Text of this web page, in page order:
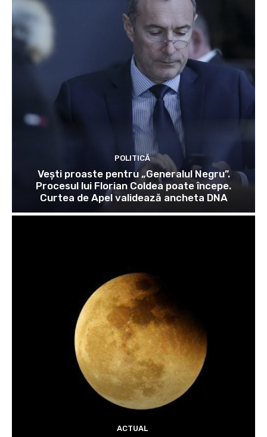
POLITICĂ
Vești proaste pentru „Generalul Negru”.
Procesul lui Florian Coldea poate începe.
Curtea de Apel validează ancheta DNA
ACTUAL